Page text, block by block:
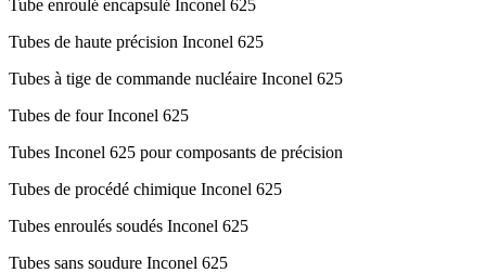
Tube enroulé encapsulé Inconel 625
Tubes de haute précision Inconel 625
Tubes à tige de commande nucléaire Inconel 625
Tubes de four Inconel 625
Tubes Inconel 625 pour composants de précision
Tubes de procédé chimique Inconel 625
Tubes enroulés soudés Inconel 625
Tubes sans soudure Inconel 625